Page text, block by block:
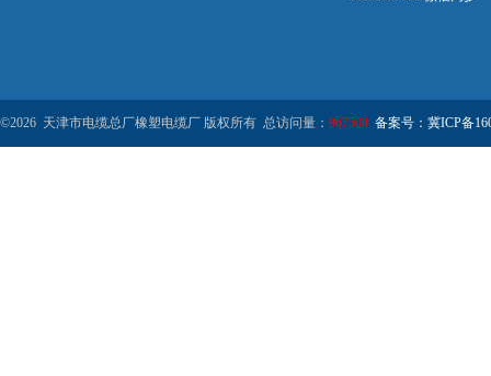
©2026 天津市电缆总厂橡塑电缆厂 版权所有 总访问量： 967508 备案号：冀ICP备